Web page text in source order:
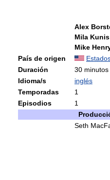
Alex
Mila Kunis
Mike
País de origen
Duración
30 minutos
Idioma/s
inglés
Temporadas
1
Episodios
1
Seth